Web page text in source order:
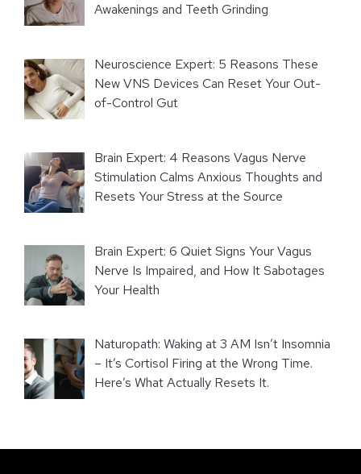
Awakenings and Teeth Grinding
Neuroscience Expert: 5 Reasons These
New VNS Devices Can Reset Your Out-
of-Control Gut
Brain Expert: 4 Reasons Vagus Nerve
Stimulation Calms Anxious Thoughts and
Resets Your Stress at the Source
Brain Expert: 6 Quiet Signs Your Vagus
Nerve Is Impaired, and How It Sabotages
Your Health
Naturopath: Waking at 3 AM Isn’t Insomnia
– It’s Cortisol Firing at the Wrong Time.
Here’s What Actually Resets It.